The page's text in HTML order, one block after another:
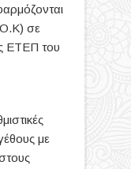
σε
ΕΤΕΠ του
με